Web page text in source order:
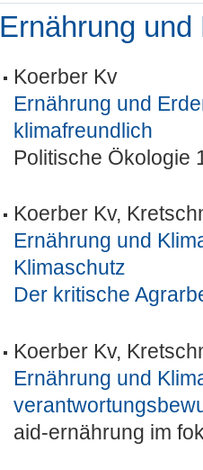
Ernährung und
Koerber Kv
Ernährung und
klimafreundlich
Politische Ökologie
Koerber Kv,
Ernährung und
Klimaschutz
Der kritische
Koerber Kv,
Ernährung und
aid-ernährung im